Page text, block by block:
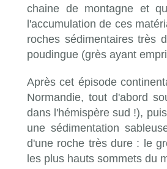
chaine de montagne et
l'accumulation de ces
roches sédimentaires très
poudingue (grès ayant
Après cet épisode
Normandie, tout d'abord
dans l'hémispère sud !),
une sédimentation
d'une roche très dure : le
les plus hauts sommets du